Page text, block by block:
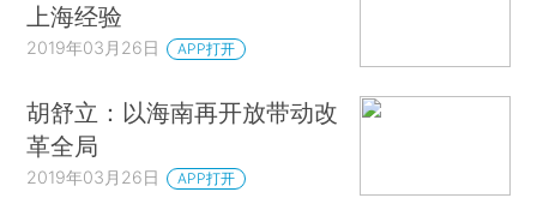
上海经验
2019年03月26日 APP打开
胡舒立：以海南再开放带动改
革全局
2019年03月26日 APP打开